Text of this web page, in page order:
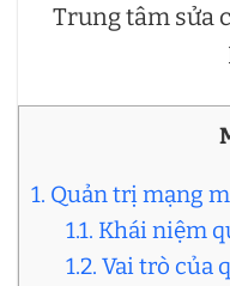
Trung tâm sửa
1. Quản trị mạng
1.1. Khái niệm
1.2. Vai trò